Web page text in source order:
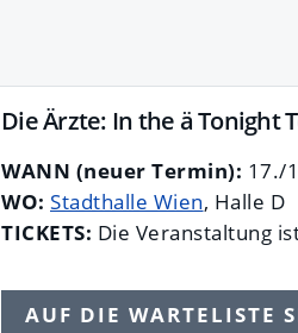
Die Ärzte: In the ä Tonight
WANN (neuer Termin): 17./
WO: Stadthalle Wien, Halle D
TICKETS: Die Veranstaltung
AUF DIE WARTELISTE